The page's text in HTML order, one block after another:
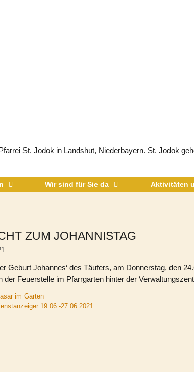
St. Jodok in Landshut, Niederbayern. St. Jodok
Wir sind für Sie da Aktivitäten
ZUM JOHANNISTAG
Geburt Johannes‘ des Täufers, am Donnerstag, den
der Feuerstelle im Pfarrgarten hinter der
im Garten
19.06.-27.06.2021